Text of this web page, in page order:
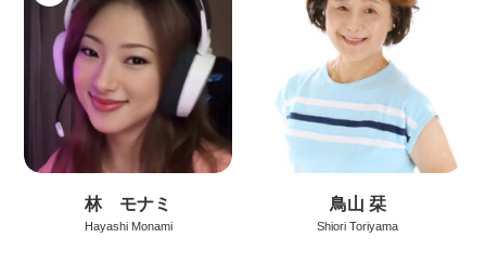
林 モナミ
Hayashi Monami
鳥山 栞
Shiori Toriyama